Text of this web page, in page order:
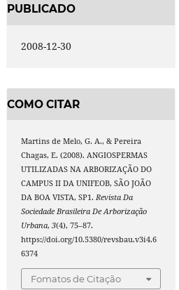
PUBLICADO
2008-12-30
COMO CITAR
Martins de Melo, G. A., & Pereira
Chagas, E. (2008). ANGIOSPERMAS
UTILIZADAS NA ARBORIZAÇÃO DO
CAMPUS II DA UNIFEOB, SÃO JOÃO
DA BOA VISTA, SP1.Revista Da
Sociedade Brasileira De Arborização
Urbana,3(4), 75–87.
https://doi.org/10.5380/revsbau.v3i4.6
6374
Fomatos de Citação